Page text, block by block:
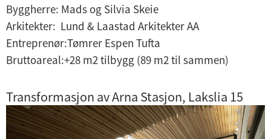
Byggherre: Mads og Silvia Skeie
Arkitekter: Lund & Laastad Arkitekter AA
Entreprenør:Tømrer Espen Tufta
Bruttoareal:+28 m2 tilbygg (89 m2 til sammen)
Transformasjon av Arna Stasjon, Lakslia 15